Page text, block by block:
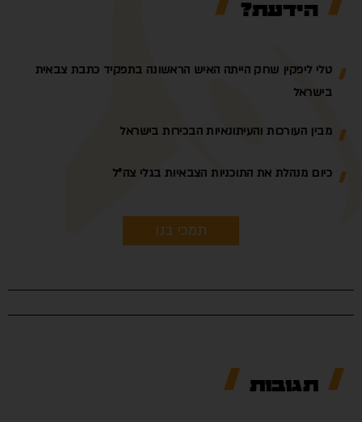
הידעת?
טלי ליפקין שחק הייתה האיש הראשונה בתפקיד כתבת צבאית
בישראל
מבין העורכות והעיתונאיות הבכירות בישראל
כיום מנהלת את התוכניות הצבאיות בגלי צה"ל
תמכי בנו
תגובות